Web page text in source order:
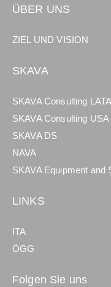
ÜBER UNS
ZIEL UND VISION
SKAVA
SKAVA Consulting
SKAVA Consulting USA
SKAVA DS
NAVA
SKAVA Equipment and
LINKS
ITA
ÖGG
Folgen Sie uns